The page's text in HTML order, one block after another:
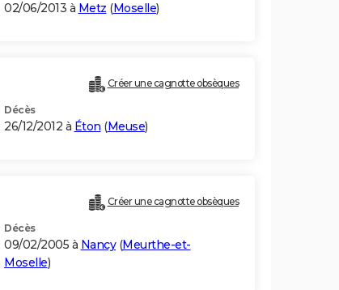
02/06/2013 à Metz (Moselle)
Créer une cagnotte obsèques
Décès
26/12/2012 à Éton (Meuse)
Créer une cagnotte obsèques
Décès
09/02/2005 à Nancy(Meurthe-et-
Moselle)